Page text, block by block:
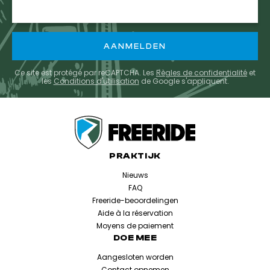
Ce site est protégé par reCAPTCHA. Les Règles de confidentialité et
les Conditions d'utilisation de Google s'appliquent.
PRAKTIJK
Nieuws
FAQ
Freeride-beoordelingen
Aide à la réservation
Moyens de paiement
DOE MEE
Aangesloten worden